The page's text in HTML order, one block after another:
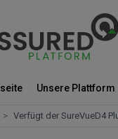
Unsere Plattform
Verfügt der SureVueD4